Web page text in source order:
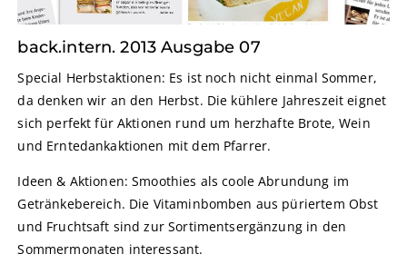
back.intern. 2013 Ausgabe 07
Special Herbstaktionen: Es ist noch nicht einmal Sommer,
da denken wir an den Herbst. Die kühlere Jahreszeit eignet
sich perfekt für Aktionen rund um herzhafte Brote, Wein
und Erntedankaktionen mit dem Pfarrer.
Ideen & Aktionen: Smoothies als coole Abrundung im
Getränkebereich. Die Vitaminbomben aus püriertem Obst
und Fruchtsaft sind zur Sortimentsergänzung in den
Sommermonaten interessant.